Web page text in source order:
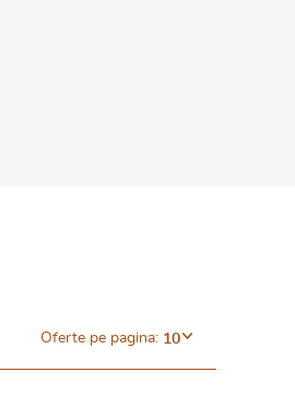
Oferte pe pagina: 10